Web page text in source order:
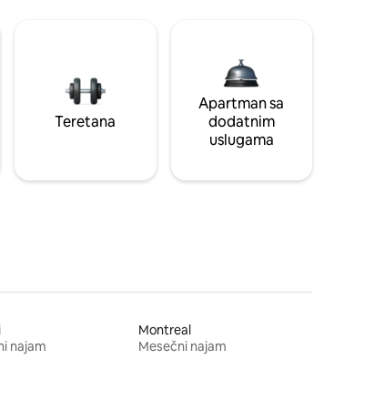
Teretana
Apartman sa
dodatnim
uslugama
najam
Montreal
Mesečni najam